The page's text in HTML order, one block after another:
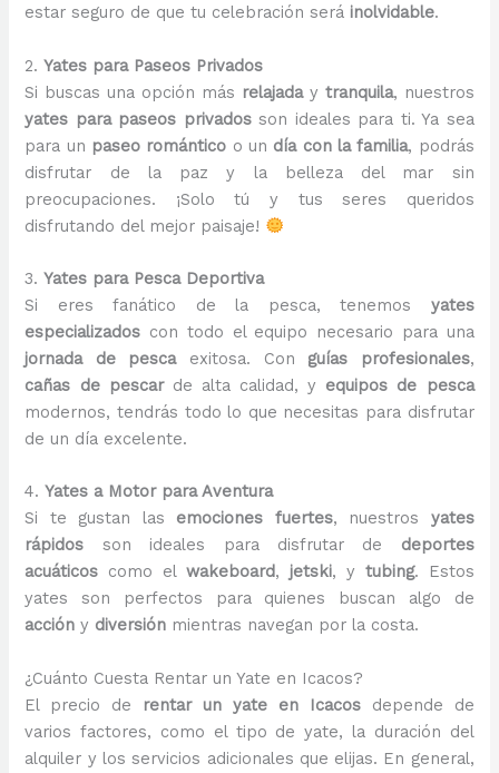
estar seguro de que tu celebración será inolvidable.
2.Yates para Paseos Privados
Si buscas una opción más relajaday tranquila, nuestros
yates para paseos privadosson ideales para ti. Ya sea
para un paseo romántico o un día con la familia, podrás
disfrutar de la paz y la belleza del mar sin
preocupaciones. ¡Solo tú y tus seres queridos
disfrutando del mejor paisaje!
3.Yates para Pesca Deportiva
Si eres fanático de la pesca, tenemos yates
especializados con todo el equipo necesario para una
jornada de pescaexitosa. Con guías profesionales,
cañas de pescarde alta calidad, y equipos de pesca
modernos, tendrás todo lo que necesitas para disfrutar
de un día excelente.
4.Yates a Motor para Aventura
Si te gustan las emociones fuertes, nuestros yates
rápidos son ideales para disfrutar de deportes
acuáticos como elwakeboard, jetski, y tubing. Estos
yates son perfectos para quienes buscan algo de
acción y diversión mientras navegan por la costa.
¿Cuánto Cuesta Rentar un Yate en Icacos?
El precio de
rentar un yate en Icacosdepende de
varios factores, como el tipo de yate, la duración del
alquiler y los servicios adicionales que elijas. En general,